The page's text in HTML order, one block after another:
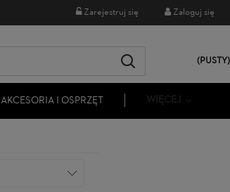
Zarejestruj się Zaloguj się
(PUSTY)
AKCESORIA I OSPRZĘT WIĘCEJ